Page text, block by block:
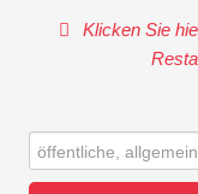
Klicken Sie